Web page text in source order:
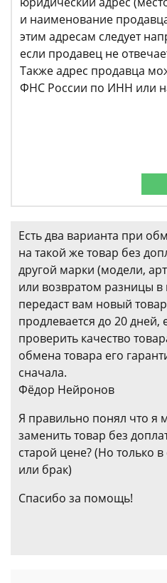
и наименование
этим адресам следует
если продавец не
Также адрес продавца
ФНС России по ИНН или
Есть два варианта при
на такой же товар без
другой марки (модели,
или возвратом разницы
передаст вам новый
продлевается до 20
проверить качество
обмена товара его
сначала.
Фёдор Нейронов
Я правильно понял что я
заменить товар без
старой цене? (Но только в
или брак)
Спасибо за помощь!